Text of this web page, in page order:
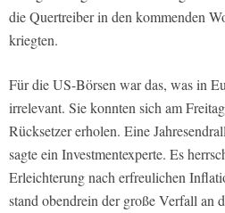
die Quertreiber in den kommenden
kriegten.
Für die US-Börsen war das, was in
irrelevant. Sie konnten sich am
Rücksetzer erholen. Eine
sagte ein Investmentexperte. Es
Erleichterung nach erfreulichen
stand obendrein der große Verfall an